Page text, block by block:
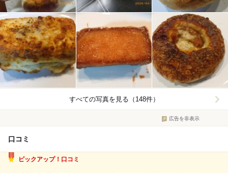
すべての写真を見る（148件）
広告を非表示
口コミ
ピックアップ！口コミ